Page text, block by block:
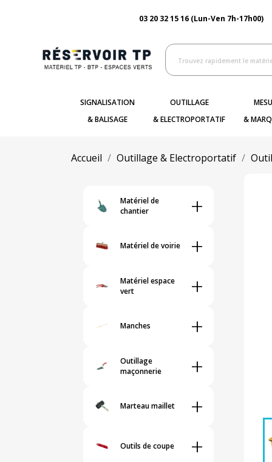
03 20 32 15 16 (Lun-Ven 7h-17h00)
SIGNALISATION
& BALISAGE
OUTILLAGE
& ELECTROPORTATIF
&
Accueil Outillage & Electroportatif
Matériel de
chantier
+
Matériel de voirie +
Matériel espace
vert
+
Manches +
Outillage
maçonnerie
+
Marteau maillet +
Outils de coupe +